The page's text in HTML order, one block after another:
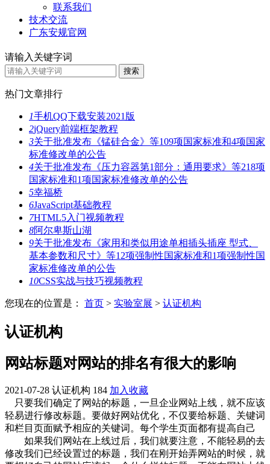
联系我们
技术交流
广东安规官网
请输入关键字词
热门文章排行
1手机QQ下载安装2021版
2jQuery前端框架教程
3关于批准发布《锰硅合金》等109项国家标准和4项国家
标准修改单的公告
4关于批准发布《压力容器第1部分：通用要求》等218项
国家标准和1项国家标准修改单的公告
5幸福桥
6JavaScript基础教程
7HTML5入门视频教程
8阿尔卑斯山湖
9关于批准发布《家用和类似用途单相插头插座 型式、
基本参数和尺寸》等12项强制性国家标准和1项强制性国
家标准修改单的公告
10CSS实战与技巧视频教程
您现在的位置是： 首页 > 实验室展 > 认证机构
认证机构
网站标题对网站的排名有很大的影响
2021-07-28 认证机构 184 加入收藏
只要我们确定了网站的标题，一旦企业网站上线，就不应该
轻易进行修改标题。要做好网站优化，不仅要给标题、关键词
和栏目页面赋予相应的关键词。每个学生页面都有提高自己
如果我们网站在上线过后，我们就要注意，不能轻易的去
修改我们已经设置过的标题，我们在刚开始弄网站的时候，就